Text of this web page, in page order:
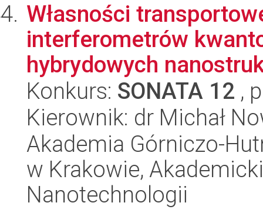
Własności
interferometrów
hybrydowych
Konkurs: SONATA 12 ,
Kierownik: dr Michał
Akademia Górniczo-
w Krakowie,
Nanotechnologii